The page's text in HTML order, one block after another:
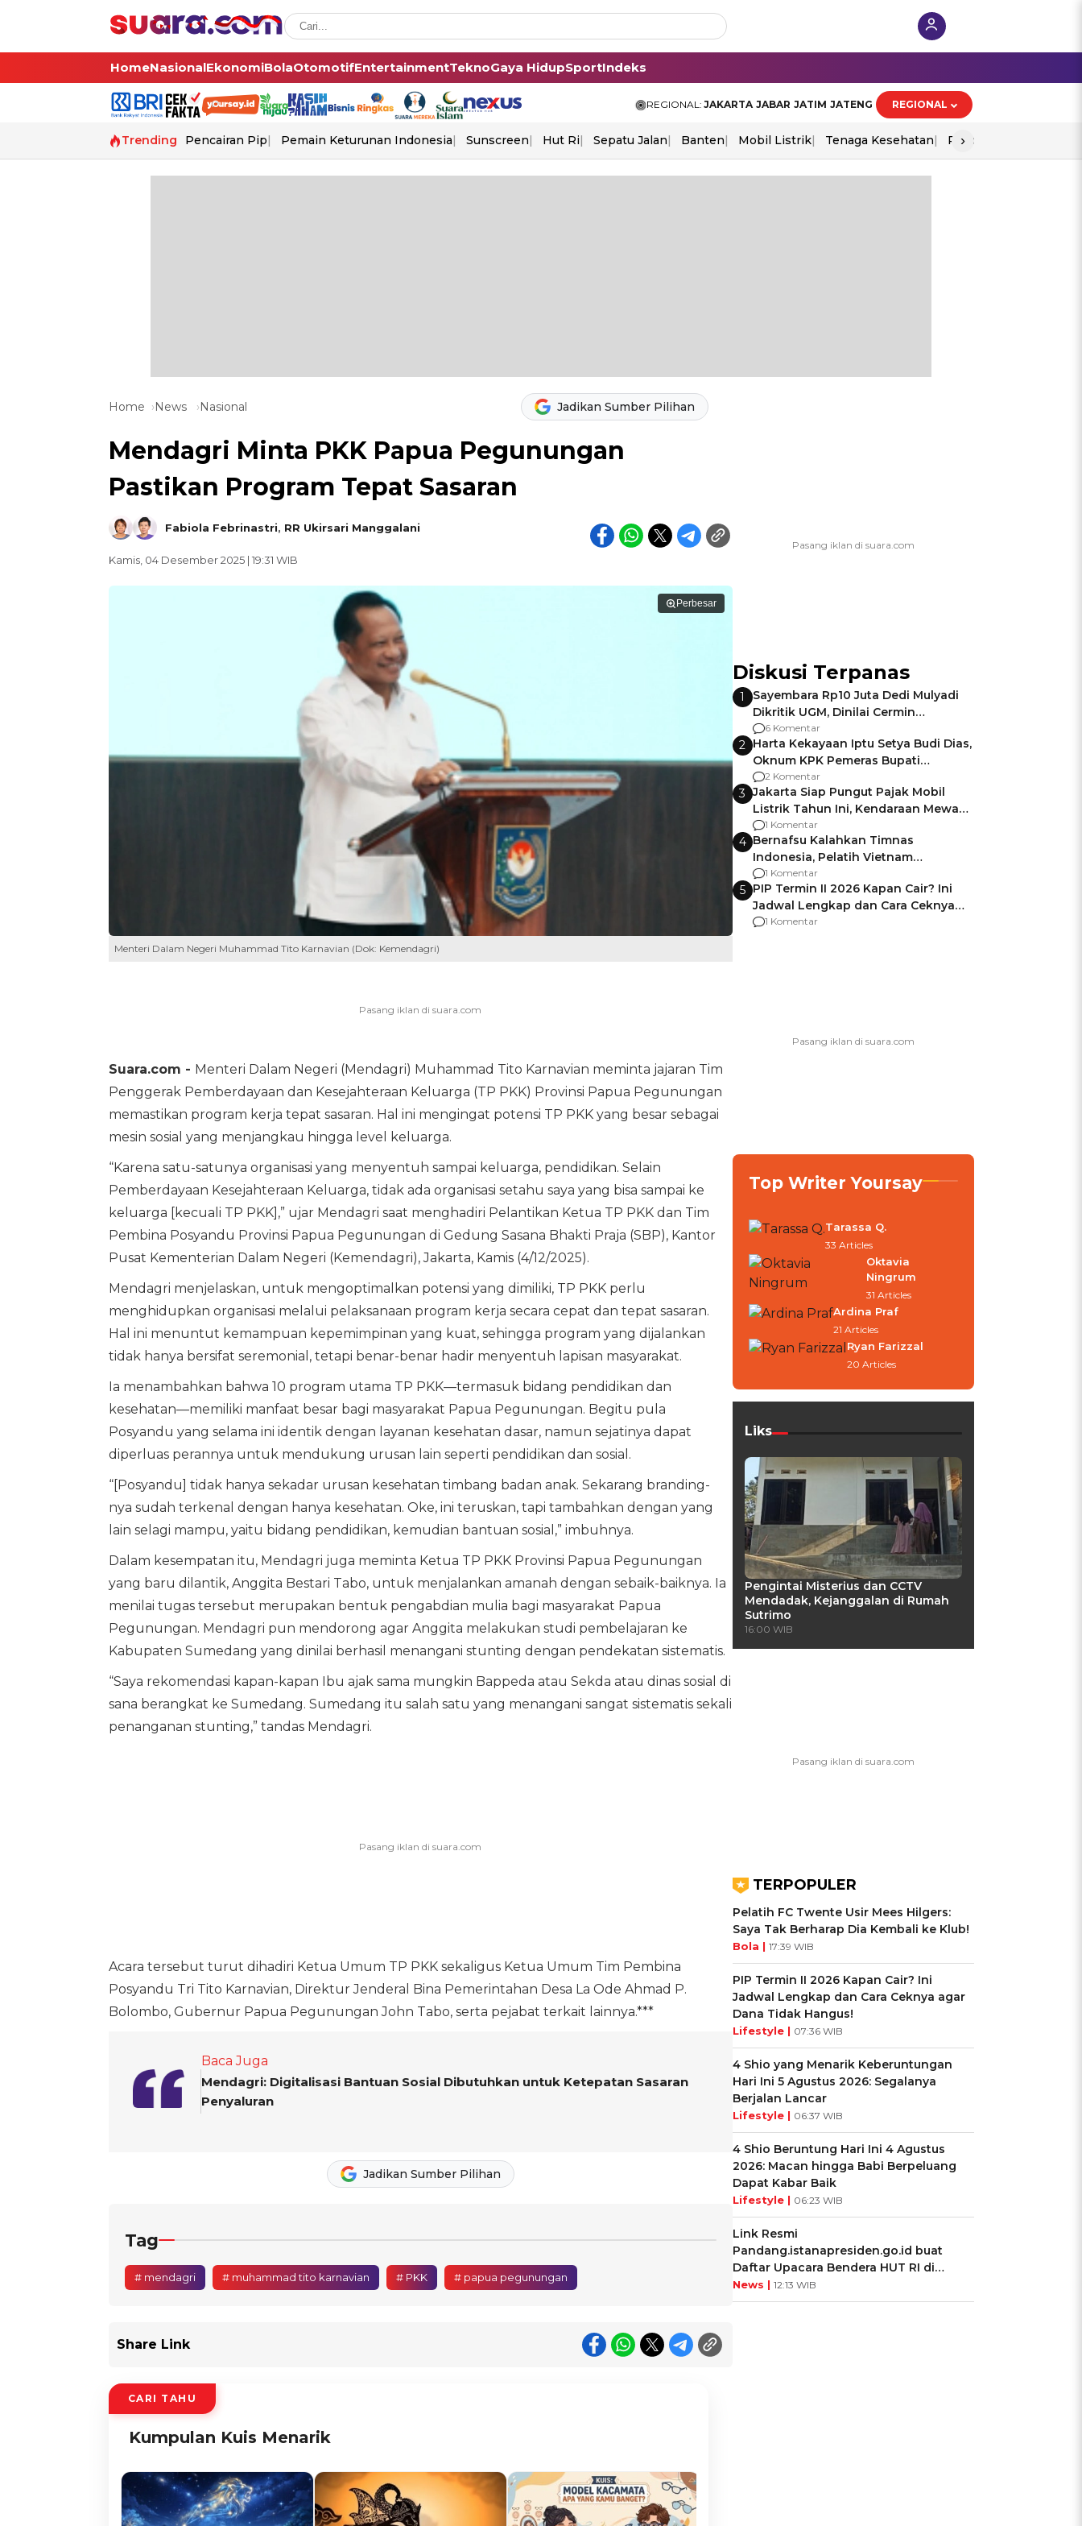
HomeNasionalEkonomiBolaOtomotifEntertainmentTeknoGaya HidupSportIndeks
REGIONAL: JAKARTA JABAR JATIM JATENG REGIONAL
Trending Pencairan Pip Pemain Keturunan Indonesia Sunscreen Hut Ri Sepatu Jalan Banten Mobil Listrik Tenaga Kesehatan Piala Aff 2026
›
Home News Nasional Jadikan Sumber Pilihan
Mendagri Minta PKK Papua Pegunungan
Pastikan Program Tepat Sasaran
Fabiola Febrinastri, RR Ukirsari Manggalani
Kamis, 04 Desember 2025 | 19:31 WIB
Perbesar
Menteri Dalam Negeri Muhammad Tito Karnavian (Dok: Kemendagri)
Suara.com - Menteri Dalam Negeri (Mendagri) Muhammad Tito Karnavian meminta jajaran Tim
Penggerak Pemberdayaan dan Kesejahteraan Keluarga (TP PKK) Provinsi Papua Pegunungan
memastikan program kerja tepat sasaran. Hal ini mengingat potensi TP PKK yang besar sebagai
mesin sosial yang menjangkau hingga level keluarga.
“Karena satu-satunya organisasi yang menyentuh sampai keluarga, pendidikan. Selain
Pemberdayaan Kesejahteraan Keluarga, tidak ada organisasi setahu saya yang bisa sampai ke
keluarga [kecuali TP PKK],” ujar Mendagri saat menghadiri Pelantikan Ketua TP PKK dan Tim
Pembina Posyandu Provinsi Papua Pegunungan di Gedung Sasana Bhakti Praja (SBP), Kantor
Pusat Kementerian Dalam Negeri (Kemendagri), Jakarta, Kamis (4/12/2025).
Mendagri menjelaskan, untuk mengoptimalkan potensi yang dimiliki, TP PKK perlu
menghidupkan organisasi melalui pelaksanaan program kerja secara cepat dan tepat sasaran.
Hal ini menuntut kemampuan kepemimpinan yang kuat, sehingga program yang dijalankan
tidak hanya bersifat seremonial, tetapi benar-benar hadir menyentuh lapisan masyarakat.
Ia menambahkan bahwa 10 program utama TP PKK—termasuk bidang pendidikan dan
kesehatan—memiliki manfaat besar bagi masyarakat Papua Pegunungan. Begitu pula
Posyandu yang selama ini identik dengan layanan kesehatan dasar, namun sejatinya dapat
diperluas perannya untuk mendukung urusan lain seperti pendidikan dan sosial.
“[Posyandu] tidak hanya sekadar urusan kesehatan timbang badan anak. Sekarang branding-
nya sudah terkenal dengan hanya kesehatan. Oke, ini teruskan, tapi tambahkan dengan yang
lain selagi mampu, yaitu bidang pendidikan, kemudian bantuan sosial,” imbuhnya.
Dalam kesempatan itu, Mendagri juga meminta Ketua TP PKK Provinsi Papua Pegunungan
yang baru dilantik, Anggita Bestari Tabo, untuk menjalankan amanah dengan sebaik-baiknya. Ia
menilai tugas tersebut merupakan bentuk pengabdian mulia bagi masyarakat Papua
Pegunungan. Mendagri pun mendorong agar Anggita melakukan studi pembelajaran ke
Kabupaten Sumedang yang dinilai berhasil menangani stunting dengan pendekatan sistematis.
“Saya rekomendasi kapan-kapan Ibu ajak sama mungkin Bappeda atau Sekda atau dinas sosial di
sana berangkat ke Sumedang. Sumedang itu salah satu yang menangani sangat sistematis sekali
penanganan stunting,” tandas Mendagri.
Acara tersebut turut dihadiri Ketua Umum TP PKK sekaligus Ketua Umum Tim Pembina
Posyandu Tri Tito Karnavian, Direktur Jenderal Bina Pemerintahan Desa La Ode Ahmad P.
Bolombo, Gubernur Papua Pegunungan John Tabo, serta pejabat terkait lainnya.***
Baca Juga
Mendagri: Digitalisasi Bantuan Sosial Dibutuhkan untuk Ketepatan Sasaran
Penyaluran
Jadikan Sumber Pilihan
Tag
# mendagri # muhammad tito karnavian # PKK # papua pegunungan
Share Link
CARI TAHU
Kumpulan Kuis Menarik
Diskusi Terpanas
1
Sayembara Rp10 Juta Dedi Mulyadi
Dikritik UGM, Dinilai Cermin
Gagalnya Negara Jamin Keamanan
6 Komentar
2 Harta Kekayaan Iptu Setya Budi Dias,
Oknum KPK Pemeras Bupati
Pemalang
2 Komentar
3 Jakarta Siap Pungut Pajak Mobil
Listrik Tahun Ini, Kendaraan Mewah
Kena hingga 75% PKB
1 Komentar
4 Bernafsu Kalahkan Timnas
Indonesia, Pelatih Vietnam
Berencana Pakai Jimat di Pakansari
1 Komentar
5 PIP Termin II 2026 Kapan Cair? Ini
Jadwal Lengkap dan Cara Ceknya
agar Dana Tidak Hangus!
1 Komentar
Top Writer Yoursay
Tarassa Q.
33 Articles
Oktavia
Ningrum
31 Articles
Ardina Praf
21 Articles
Ryan Farizzal
20 Articles
Liks
Pengintai Misterius dan CCTV
Mendadak, Kejanggalan di Rumah
Sutrimo
16:00 WIB
TERPOPULER
Pelatih FC Twente Usir Mees Hilgers:
Saya Tak Berharap Dia Kembali ke Klub!
Bola | 17:39 WIB
PIP Termin II 2026 Kapan Cair? Ini
Jadwal Lengkap dan Cara Ceknya agar
Dana Tidak Hangus!
Lifestyle | 07:36 WIB
4 Shio yang Menarik Keberuntungan
Hari Ini 5 Agustus 2026: Segalanya
Berjalan Lancar
Lifestyle | 06:37 WIB
4 Shio Beruntung Hari Ini 4 Agustus
2026: Macan hingga Babi Berpeluang
Dapat Kabar Baik
Lifestyle | 06:23 WIB
Link Resmi
Pandang.istanapresiden.go.id buat
Daftar Upacara Bendera HUT RI di
Istana Negara
News | 12:13 WIB